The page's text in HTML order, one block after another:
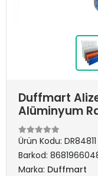
Duffmart
Alüminyum
Ürün Kodu: DR84811
Barkod:
Marka: Duffmart